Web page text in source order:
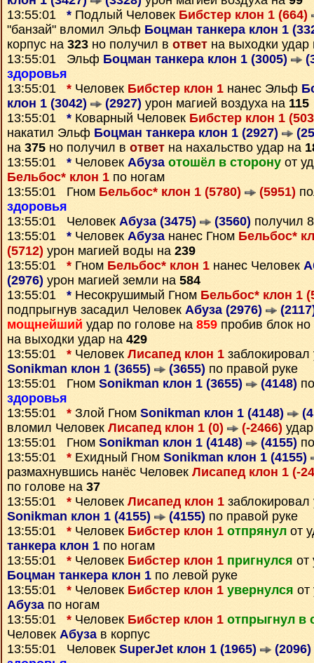
13:55:01 * Подлый Человек Бибстер клон 1 (664)
"банзай" вломил Эльф Боцман танкера клон 1
корпус на 323 но получил в ответ на выходки
13:55:01 Эльф Боцман танкера клон 1 (3005)
здоровья
13:55:01 * Человек Бибстер клон 1 нанес Эльф
клон 1 (3042)
(2927) урон магией воздуха на 115
13:55:01 * Коварный Человек Бибстер клон 1
накатил Эльф Боцман танкера клон 1 (2927)
на 375 но получил в ответ на нахальство удар на
13:55:01 * Человек Абуза отошёл в сторону от
Бельбос* клон 1 по ногам
13:55:01 Гном Бельбос* клон 1 (5780) (5951)
здоровья
13:55:01 Человек Абуза (3475) (3560) получил
13:55:01 * Человек Абузананес Гном Бельбос*
(5712) урон магией воды на 239
13:55:01 * Гном Бельбос* клон 1 нанес Человек
(2976) урон магией земли на 584
13:55:01 * Несокрушимый Гном Бельбос* клон 1
подпрыгнув засадил Человек Абуза (2976)
мощнейший удар по голове на 859 пробив блок
на выходки удар на 429
13:55:01 * Человек Лисапед клон 1
Sonikman клон 1 (3655)
(3655) по правой руке
13:55:01 Гном Sonikman клон 1 (3655) (4148)
здоровья
13:55:01 * Злой Гном Sonikman клон 1 (4148)
вломил Человек Лисапед клон 1 (0) (-2466)
13:55:01 Гном Sonikman клон 1 (4148) (4155)
13:55:01 * Ехидный Гном Sonikman клон 1 (4155)
размахнувшись нанёс Человек Лисапед клон 1 (-
по голове на 37
13:55:01 * Человек Лисапед клон 1
Sonikman клон 1 (4155)
(4155) по правой руке
13:55:01 * Человек Бибстер клон 1 отпрянул от
танкера клон 1 по ногам
13:55:01 * Человек Бибстер клон 1 пригнулся от
Боцман танкера клон 1 по левой руке
13:55:01 * Человек Бибстер клон 1 увернулся от
Абузапо ногам
13:55:01 * Человек Бибстер клон 1 отпрыгнул в
Человек Абузав корпус
13:55:01 Человек SuperJet клон 1 (1965) (2096)